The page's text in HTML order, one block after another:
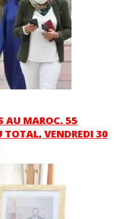
AU MAROC. 55
VENDREDI 30